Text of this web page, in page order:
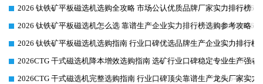
2026-06-26
2026 钛铁矿平板磁选机选购全攻略 市场公认优质品牌厂家实力排行榜
2026-06-26
2026 钛铁矿平板磁选机怎么选 靠谱生产企业实力排行榜选购参考攻略
2026-06-26
2026 钛铁矿平板磁选机选购指南 行业口碑优选品牌生产企业实力排行榜
2026-06-26
2026CTG 干式磁选机降本增效选购指南 选矿行业口碑稳定专业生产强者
2026-06-26
2026CTG 干式磁选机完整选购指南 行业口碑顶尖靠谱生产龙头厂家实力